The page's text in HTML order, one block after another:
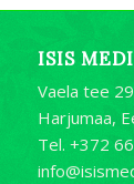
ISIS
Vaela tee
Harjumaa,
Tel. +372